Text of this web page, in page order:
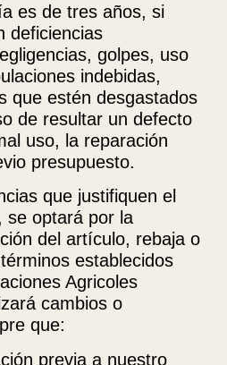
es de tres años, si
deficiencias
golpes, uso
indebidas,
que estén desgastados
de resultar un defecto
uso, la reparación
presupuesto.
que justifiquen el
se optará por la
del artículo, rebaja o
establecidos
Agricoles
cambios o
que:
previa a nuestro